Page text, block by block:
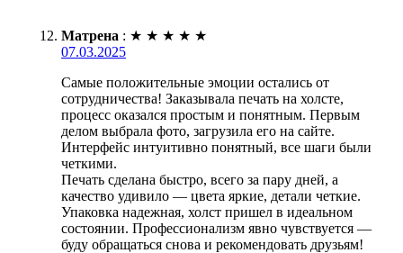
Матрена : ★ ★ ★ ★ ★
07.03.2025
Самые положительные эмоции остались от
сотрудничества! Заказывала печать на холсте,
процесс оказался простым и понятным. Первым
делом выбрала фото, загрузила его на сайте.
Интерфейс интуитивно понятный, все шаги были
четкими.
Печать сделана быстро, всего за пару дней, а
качество удивило — цвета яркие, детали четкие.
Упаковка надежная, холст пришел в идеальном
состоянии. Профессионализм явно чувствуется —
буду обращаться снова и рекомендовать друзьям!